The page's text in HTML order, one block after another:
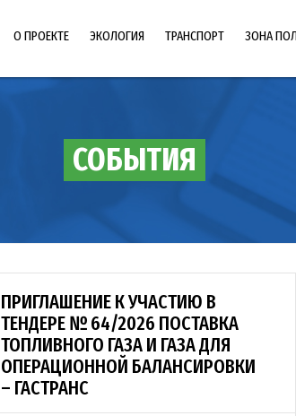
О ПРОЕКТЕ
ФОТОГАЛЕРЕЯ
ЭКОЛОГИЯ ТРАНСПОРТ ЗОНА
СОБЫТИЯ
ПРИГЛАШЕНИЕ К УЧАСТИЮ В
ТЕНДЕРЕ № 64/2026 ПОСТАВКА
ТОПЛИВНОГО ГАЗА И ГАЗА ДЛЯ
ОПЕРАЦИОННОЙ БАЛАНСИРОВКИ
– ГАСТРАНС